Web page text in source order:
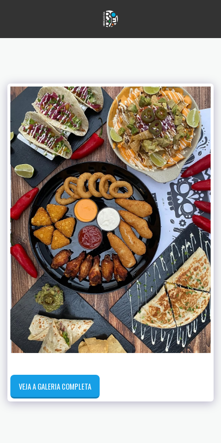
VEJA A GALERIA COMPLETA